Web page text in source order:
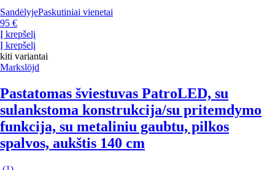
SandėlyjePaskutiniai vienetai
95 €
Į krepšelį
Į krepšelį
kiti variantai
Markslöjd
Pastatomas šviestuvas PatroLED, su
sulankstoma konstrukcija/su pritemdymo
funkcija, su metaliniu gaubtu, pilkos
spalvos, aukštis 140 cm